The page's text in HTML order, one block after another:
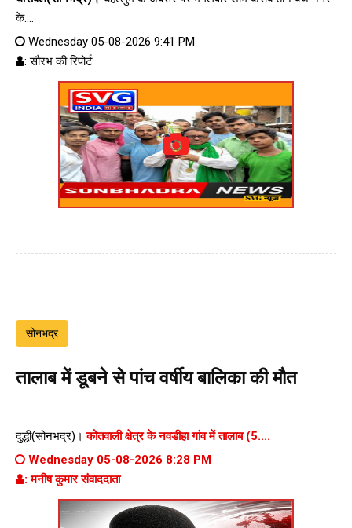
के....
Wednesday 05-08-2026 9:41 PM
: सौरभ की रिपोर्ट
सोनभद्र
तालाब में डूबने से पांच वर्षीय बालिका की मौत
दुद्धी(सोनभद्र)।कोतवाली क्षेत्र के नवडीहा गांव में तालाब (5....
Wednesday 05-08-2026 8:28 PM
: मनीष कुमार संवाददाता